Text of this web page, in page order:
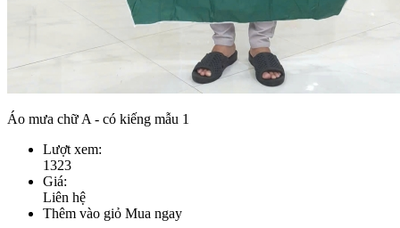
Áo mưa chữ A - có kiếng mẫu 1
Lượt xem:
1323
Giá:
Liên hệ
Thêm vào giỏ Mua ngay